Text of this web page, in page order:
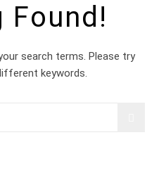
Found!
search terms. Please try
keywords.